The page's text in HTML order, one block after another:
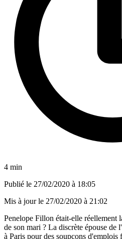
4 min
Publié le 27/02/2020 à 18:05
Mis à jour le 27/02/2020 à 21:02
Penelope Fillon était-elle réellement
de son mari ? La discrète épouse de
à Paris pour des soupçons d'emplois